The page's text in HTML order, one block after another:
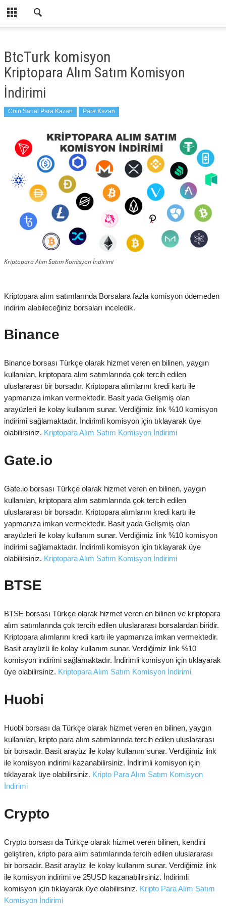
CATEGORIES
PARA KAZAN
OYUN OYNA PARA KAZAN
TIKLAMA ILE PARA KAZAN
ÖDEME BELGESI
ANKET DOLDURARAK PARA KAZAN
BITCOIN KAZAN
ÖDEME BELGESI
BtcTurk komisyon
Kriptopara Alım Satım Komisyon
İndirimi
Coin Sanal Para Kazan Para Kazan
Kriptopara Alım Satım Komisyon İndirimi
Kriptopara alım satımlarında Borsalara fazla komisyon ödemeden
indirim alabileceğiniz borsaları inceledik.
Binance
Binance borsası Türkçe olarak hizmet veren en bilinen, yaygın
kullanılan, kriptopara alım satımlarında çok tercih edilen
uluslararası bir borsadır. Kriptopara alımlarını kredi kartı ile
yapmanıza imkan vermektedir. Basit yada Gelişmiş olan
arayüzleri ile kolay kullanım sunar. Verdiğimiz link %10 komisyon
indirimi sağlamaktadır. İndirimli komisyon için tıklayarak üye
olabilirsiniz. Kriptopara Alım Satım Komisyon İndirimi
Gate.io
Gate.io borsası Türkçe olarak hizmet veren en bilinen, yaygın
kullanılan, kriptopara alım satımlarında çok tercih edilen
uluslararası bir borsadır. Kriptopara alımlarını kredi kartı ile
yapmanıza imkan vermektedir. Basit yada Gelişmiş olan
arayüzleri ile kolay kullanım sunar. Verdiğimiz link %10 komisyon
indirimi sağlamaktadır. İndirimli komisyon için tıklayarak üye
olabilirsiniz. Kriptopara Alım Satım Komisyon İndirimi
BTSE
BTSE borsası Türkçe olarak hizmet veren en bilinen ve kriptopara
alım satımlarında çok tercih edilen uluslararası borsalardan biridir.
Kriptopara alımlarını kredi kartı ile yapmanıza imkan vermektedir.
Basit arayüzü ile kolay kullanım sunar. Verdiğimiz link %10
komisyon indirimi sağlamaktadır. İndirimli komisyon için tıklayarak
üye olabilirsiniz. Kriptopara Alım Satım Komisyon İndirimi
Huobi
Huobi borsası da Türkçe olarak hizmet veren en bilinen, yaygın
kullanılan, kripto para alım satımlarında tercih edilen uluslararası
bir borsadır. Basit arayüz ile kolay kullanım sunar. Verdiğimiz link
ile komisyon indirimi kazanabilirsiniz. İndirimli komisyon için
tıklayarak üye olabilirsiniz. Kripto Para Alım Satım Komisyon
İndirimi
Crypto
Crypto borsası da Türkçe olarak hizmet veren bilinen, kendini
geliştiren, kripto para alım satımlarında tercih edilen uluslararası
bir borsadır. Basit arayüz ile kolay kullanım sunar. Verdiğimiz link
ile komisyon indirimi ve 25USD kazanabilirsiniz. İndirimli
komisyon için tıklayarak üye olabilirsiniz. Kripto Para Alım Satım
Komisyon İndirimi